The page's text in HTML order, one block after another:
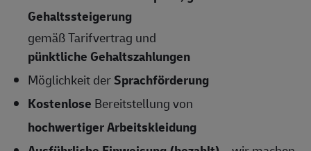
Gehaltssteigerung
gemäß Tarifvertrag und
pünktliche Gehaltszahlungen
Möglichkeit derSprachförderung
Kostenlose Bereitstellung von
hochwertiger Arbeitskleidung